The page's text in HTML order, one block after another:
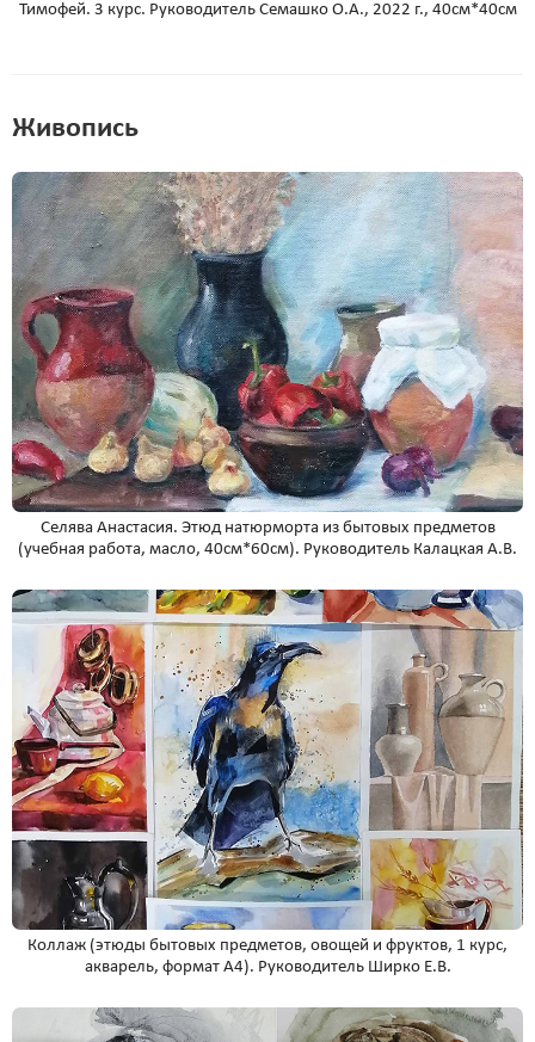
Тимофей. 3 курс. Руководитель Семашко О.А., 2022 г., 40см*40см
Живопись
Селява Анастасия. Этюд натюрморта из бытовых предметов
(учебная работа, масло, 40см*60см). Руководитель Калацкая А.В.
Коллаж (этюды бытовых предметов, овощей и фруктов, 1 курс,
акварель, формат А4). Руководитель Ширко Е.В.